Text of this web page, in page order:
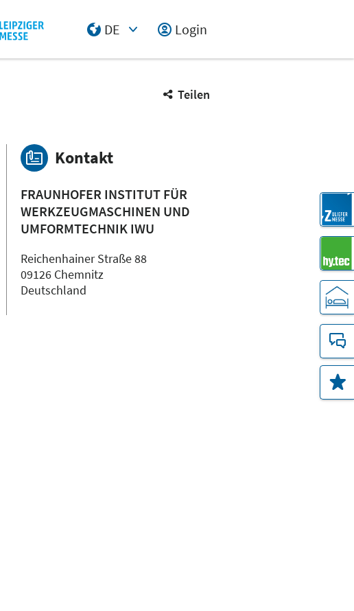
DE
Login
Teilen
Kontakt
FRAUNHOFER INSTITUT FÜR
WERKZEUGMASCHINEN UND
UMFORMTECHNIK IWU
Reichenhainer Straße 88
09126 Chemnitz
Deutschland